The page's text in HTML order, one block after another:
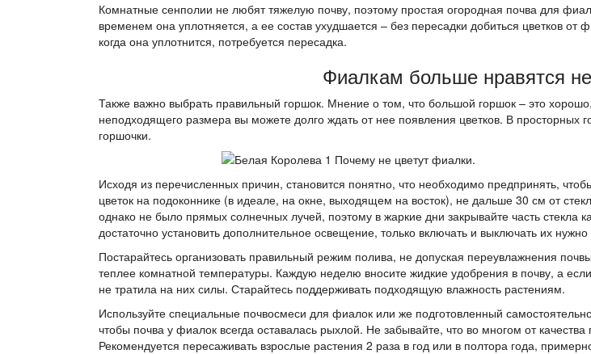
Комнатные сенполии не любят тяжелую почву, поэтому простая огородная почва для
временем она уплотняется, а ее состав ухудшается – без пересадки добиться цветков
когда она уплотнится, потребуется пересадка.
Фиалкам больше нравятся
Также важно выбрать правильный горшок. Мнение о том, что большой горшок – это
неподходящего размера вы можете долго ждать от нее появления цветков. В
горшочки.
Исходя из перечисленных причин, становится понятно, что необходимо предпринять,
цветок на подоконнике (в идеале, на окне, выходящем на восток), не дальше 30 см от
однако не было прямых солнечных лучей, поэтому в жаркие дни закрывайте часть стекла
достаточно установить дополнительное освещение, только включать и выключать их
Постарайтесь организовать правильный режим полива, не допуская переувлажнения
теплее комнатной температуры. Каждую неделю вносите жидкие удобрения в почву, а
не тратила на них силы. Старайтесь поддерживать подходящую влажность растениям.
Используйте специальные почвосмеси для фиалок или же подготовленный
чтобы почва у фиалок всегда оставалась рыхлой. Не забывайте, что во многом от
Рекомендуется пересаживать взрослые растения 2 раза в год или в полтора года,